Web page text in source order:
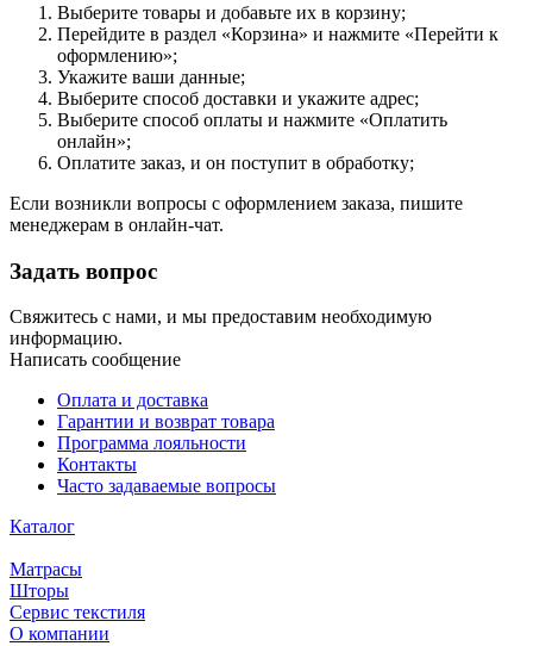
Выберите товары и добавьте их в корзину;
Перейдите в раздел «Корзина» и нажмите «Перейти к
оформлению»;
Укажите ваши данные;
Выберите способ доставки и укажите адрес;
Выберите способ оплаты и нажмите «Оплатить
онлайн»;
Оплатите заказ, и он поступит в обработку;
Если возникли вопросы с оформлением заказа, пишите
менеджерам в онлайн-чат.
Задать вопрос
Свяжитесь с нами, и мы предоставим необходимую
информацию.
Написать сообщение
Оплата и доставка
Гарантии и возврат товара
Программа лояльности
Контакты
Часто задаваемые вопросы
Каталог
Матрасы
Шторы
Сервис текстиля
О компании